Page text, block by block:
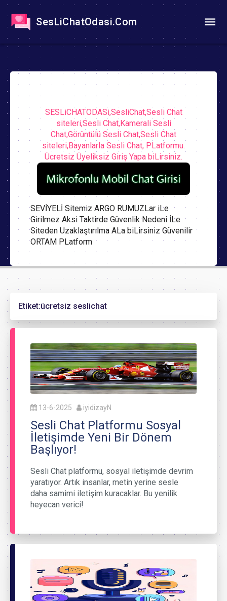
SesLiChatOdasi.Com
SESLiCHATODASi,SesliChat,Sesli Chat
siteleri,Sesli Chat,Kamerali Sesli
Chat,Görüntülü Sesli Chat,Sesli Chat
siteleri,Bayanlarla Sesli Chat, PLatformu.
Ücretsiz Üyeliksiz Giriş Yapa biLirsiniz.
SEVİYELİ Sitemiz ARGO RUMUZLar iLe
Girilmez Aksi Taktirde Güvenlik Nedeni İLe
Siteden Uzaklaştırılma ALa biLirsiniz Güvenilir
ORTAM PLatform
Etiket:ücretsiz seslichat
13-6-2025 iyidizayN
Sesli Chat Platformu Sosyal
İletişimde Yeni Bir Dönem
Başlıyor!
Sesli Chat platformu, sosyal iletişimde devrim
yaratıyor. Artık insanlar, metin yerine sesle
daha samimi iletişim kuracaklar. Bu yenilik
heyecan verici!